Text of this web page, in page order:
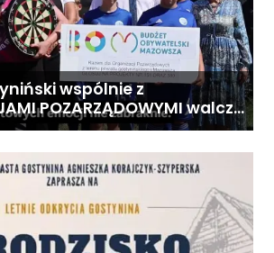
wspólnie z
POZARZĄDOWYMI walczą
Obywatelskiego